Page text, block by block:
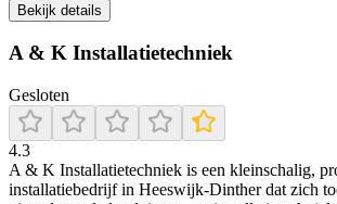
Bekijk details
A & K Installatietechniek
Gesloten
4.3
A & K Installatietechniek is een kleinschalig,
installatiebedrijf in Heeswijk‑Dinther dat zich